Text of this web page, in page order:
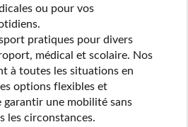
ou pour vos
pratiques pour divers
médical et scolaire. Nos
à toutes les situations en
options flexibles et
garantir une mobilité sans
les circonstances.